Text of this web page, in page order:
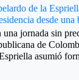
de la
desde
una jornada sin
de
asumió